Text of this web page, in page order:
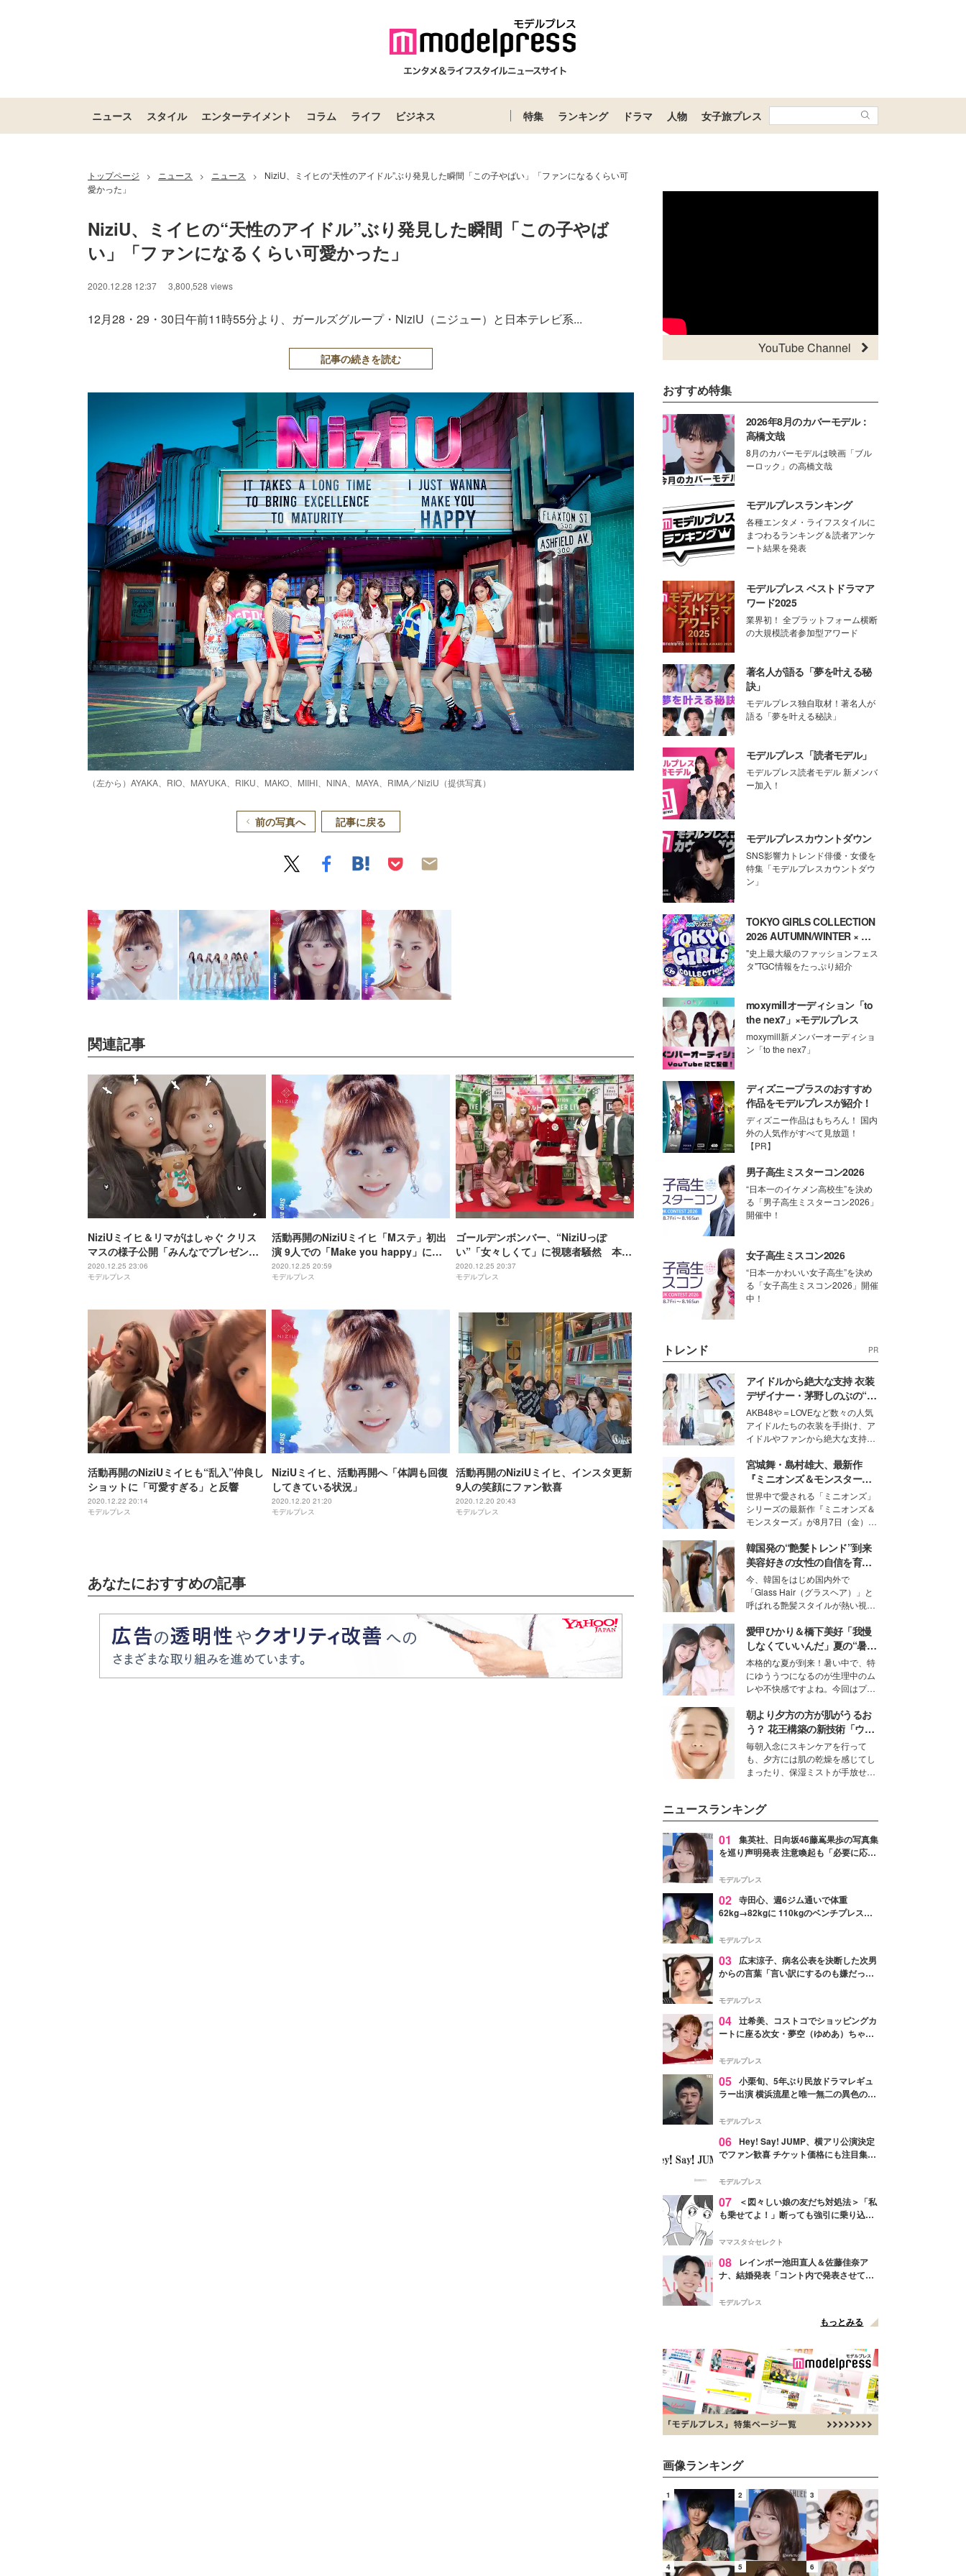
ニュース スタイル エンターテイメント コラム ライフ ビジネス 特集 ランキング ドラマ 人物 女子旅プレス
トップページ > ニュース > ニュース >
NiziU、ミイヒの“天性のアイドル”ぶり発見した瞬間「この子やばい」「ファンになるくらい可
愛かった」
NiziU、ミイヒの“天性のアイドル”ぶり発見した瞬間「この子やば
い」「ファンになるくらい可愛かった」
2020.12.28 12:37 3,800,528 views
12月28・29・30日午前11時55分より、ガールズグループ・NiziU（ニジュー）と日本テレビ系...
記事の続きを読む
（左から）AYAKA、RIO、MAYUKA、RIKU、MAKO、MIIHI、NINA、MAYA、RIMA／NiziU（提供写真）
前の写真へ 記事に戻る
関連記事
NiziUミイヒ＆リマがはしゃぐ クリス
マスの様子公開「みんなでプレゼント
交換」
2020.12.25 23:06
モデルプレス
活動再開のNiziUミイヒ「Mステ」初出
演 9人での「Make you happy」に感
動の声
2020.12.25 20:59
モデルプレス
ゴールデンボンバー、“NiziUっぽ
い”「女々しくて」に視聴者騒然 本物
も感謝
2020.12.25 20:37
モデルプレス
活動再開のNiziUミイヒも“乱入”仲良し
ショットに「可愛すぎる」と反響
2020.12.22 20:14
モデルプレス
NiziUミイヒ、活動再開へ「体調も回復
してきている状況」
2020.12.20 21:20
モデルプレス
活動再開のNiziUミイヒ、インスタ更新
9人の笑顔にファン歓喜
2020.12.20 20:43
モデルプレス
あなたにおすすめの記事
YouTube Channel
おすすめ特集
2026年8月のカバーモデル：
高橋文哉
8月のカバーモデルは映画「ブル
ーロック」の高橋文哉
モデルプレスランキング
各種エンタメ・ライフスタイルに
まつわるランキング＆読者アンケ
ート結果を発表
モデルプレス ベストドラマア
ワード2025
業界初！ 全プラットフォーム横断
の大規模読者参加型アワード
著名人が語る「夢を叶える秘
訣」
モデルプレス独自取材！著名人が
語る「夢を叶える秘訣」
モデルプレス「読者モデル」
モデルプレス読者モデル 新メンバ
ー加入！
モデルプレスカウントダウン
SNS影響力トレンド俳優・女優を
特集「モデルプレスカウントダウ
ン」
TOKYO GIRLS COLLECTION
2026 AUTUMN/WINTER × モ
デルプレス
"史上最大級のファッションフェス
タ"TGC情報をたっぷり紹介
moxymillオーディション「to
the nex7」×モデルプレス
moxymill新メンバーオーディショ
ン「to the nex7」
ディズニープラスのおすすめ
作品をモデルプレスが紹介！
ディズニー作品はもちろん！ 国内
外の人気作がすべて見放題！
【PR】
男子高生ミスターコン2026
“日本一のイケメン高校生”を決め
る「男子高生ミスターコン2026」
開催中！
女子高生ミスコン2026
“日本一かわいい女子高生”を決め
る「女子高生ミスコン2026」開催
中！
トレンド PR
アイドルから絶大な支持 衣装
デザイナー・茅野しのぶの“可
愛い”を作る美学＜「シチズン
クロスシー」インタビュー＞
AKB48や＝LOVEなど数々の人気
アイドルたちの衣装を手掛け、ア
イドルやファンから絶大な支持を
取締役兼クリエイティブディレク
ター・茅野しのぶ。一人ひとりの
個性に寄り添い、魅力を引き出す
衣装作りは、多くの女性たちに勇
気と自信を与え続けている。
宮城舞・島村雄大、最新作
『ミニオンズ＆モンスター
ズ』の魅力熱弁 ハチャメチャ
だけじゃない“友情と絆”に感
動
世界中で愛される「ミニオンズ」
シリーズの最新作『ミニオンズ＆
モンスターズ』が8月7日（金）に
ニオン好き”という共通点を持つモ
デルの宮城舞と島村雄大の特別対
談をお届け！それぞれの視点か
ら、今作ならではの魅力や予想外
の感動をもたらす奥深いストーリ
ーについて熱く語り合ってもらっ
た。
韓国発の“艶髪トレンド”到来
美容好きの女性の自信を育む
「ヘアケア事情」って？
今、韓国をはじめ国内外で
「Glass Hair（グラスヘア）」と
呼ばれる艶髪スタイルが熱い視線
ションの完成度を高めるベースと
して、“髪そのものの美しさ”に改
めて注目する人が増えている様
子。今回は、そんな憧れの艶やか
な髪を日常で叶える、美容好きの
女性たちのヘアケア事情を紹介し
ます。
愛甲ひかり＆橋下美好「我慢
しなくていいんだ」夏の“暑さ
対策”の新しい選択肢とは？
本格的な夏が到来！暑い中で、特
にゆううつになるのが生理中のム
レや不快感ですよね。今回はプラ
モデル・愛甲ひかりさんと橋下美
好さんを迎えて本音で女子会トー
ク。猛暑のお出かけを快適に過ご
すヒントや、2人が感動した夏の
生理の新常識にも迫りました。
朝より夕方の方が肌がうるお
う？ 花王構築の新技術「ウォ
ーターキャプチャリングスキ
ン（捕水肌）」がスキンケア
の常識を変える予感
毎朝入念にスキンケアを行って
も、夕方には肌の乾燥を感じてし
まったり、保湿ミストが手放せな
性を秘めた、革新的な「Water
Capturing Skin（ウォーターキャ
プチャリングスキン：捕水肌）」
技術を、花王が構築した。
ニュースランキング
01
集英社、日向坂46藤嶌果歩の写真集
を巡り声明発表 注意喚起も「必要に応じ
モデルプレス
02 寺田心、週6ジム通いで体重
62kg→82kgに 110kgのベンチプレス持
「かっこいい」と反響
モデルプレス
03
広末涼子、病名公表を決断した次男
からの言葉「言い訳にするのも嫌だっ
モデルプレス
04 辻希美、コストコでショッピングカ
ートに座る次女・夢空（ゆめあ）ちゃん
ぎ」「成長を感じる」の声
モデルプレス
05 小栗旬、5年ぶり民放ドラマレギュ
ラー出演 横浜流星と唯一無二の異色のバ
モデルプレス
06 Hey! Say! JUMP、横アリ公演決定
でファン歓喜 チケット価格にも注目集ま
モデルプレス
07
＜図々しい娘の友だち対処法＞「私
も乗せてよ！」断っても強引に乗り込ん
ママスタ☆セレクト
08
レインボー池田直人＆佐藤佳奈ア
ナ、結婚発表「コント内で発表させてい
点変更のため
モデルプレス
もっとみる
画像ランキング
1 2 3
4 5 6